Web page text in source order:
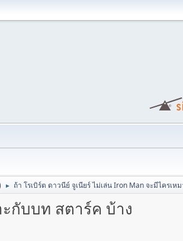
► ถ้า โรเบิร์ต ดาวนีย์ จูเนียร์ ไม่เล่น Iron Man จะมีไครเ
กับบท สตาร์ค บ้าง